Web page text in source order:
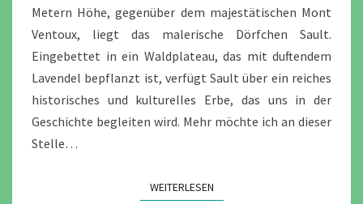
Metern Höhe, gegenüber dem majestätischen Mont
Ventoux, liegt das malerische Dörfchen Sault.
Eingebettet in ein Waldplateau, das mit duftendem
Lavendel bepflanzt ist, verfügt Sault über ein reiches
historisches und kulturelles Erbe, das uns in der
Geschichte begleiten wird. Mehr möchte ich an dieser
Stelle…
WEITERLESENWEITERLESEN